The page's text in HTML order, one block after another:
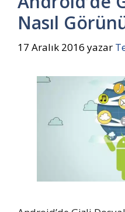
Nasıl
17 Aralık 2016 yazar